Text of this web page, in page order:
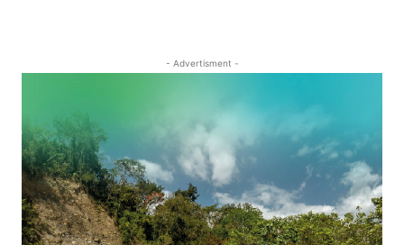
- Advertisment -